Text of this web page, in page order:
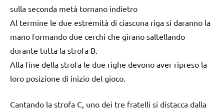
sulla seconda metà tornano indietro
Al termine le due estremità di ciascuna riga si daranno la
mano formando due cerchi che girano saltellando
durante tutta la strofa B.
Alla fine della strofa le due righe devono aver ripreso la
loro posizione di inizio del gioco.
Cantando la strofa C, uno dei tre fratelli si distacca dalla